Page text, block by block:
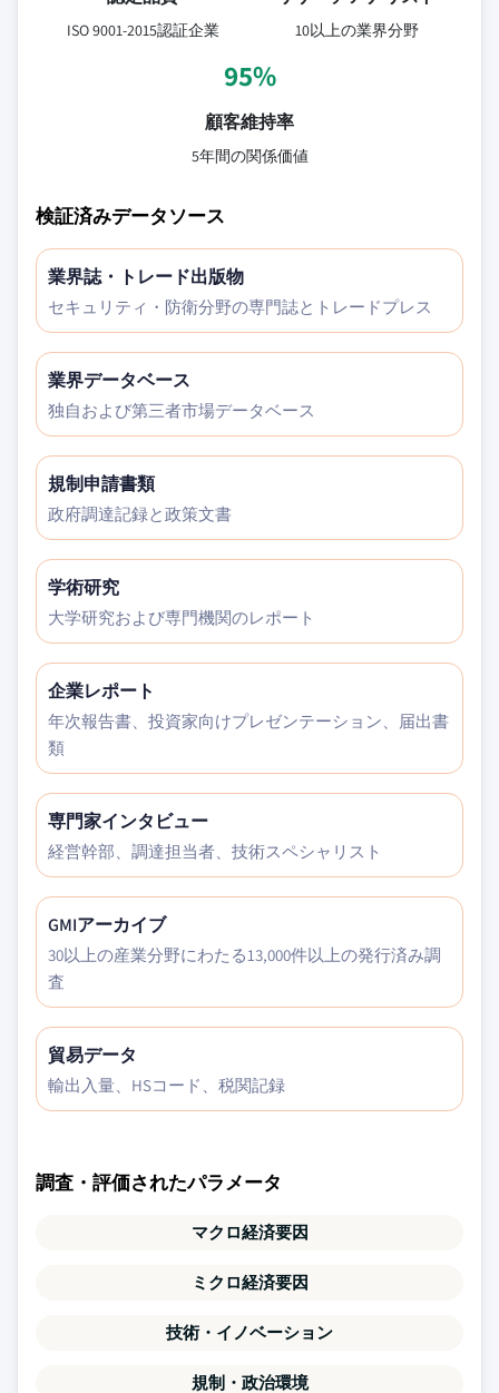
ISO 9001-2015認証企業 10以上の業界分野
95%
顧客維持率
5年間の関係価値
検証済みデータソース
業界誌・トレード出版物
セキュリティ・防衛分野の専門誌とトレードプレス
業界データベース
独自および第三者市場データベース
規制申請書類
政府調達記録と政策文書
学術研究
大学研究および専門機関のレポート
企業レポート
年次報告書、投資家向けプレゼンテーション、届出書
類
専門家インタビュー
経営幹部、調達担当者、技術スペシャリスト
GMIアーカイブ
30以上の産業分野にわたる13,000件以上の発行済み調
査
貿易データ
輸出入量、HSコード、税関記録
調査・評価されたパラメータ
マクロ経済要因
ミクロ経済要因
技術・イノベーション
規制・政治環境